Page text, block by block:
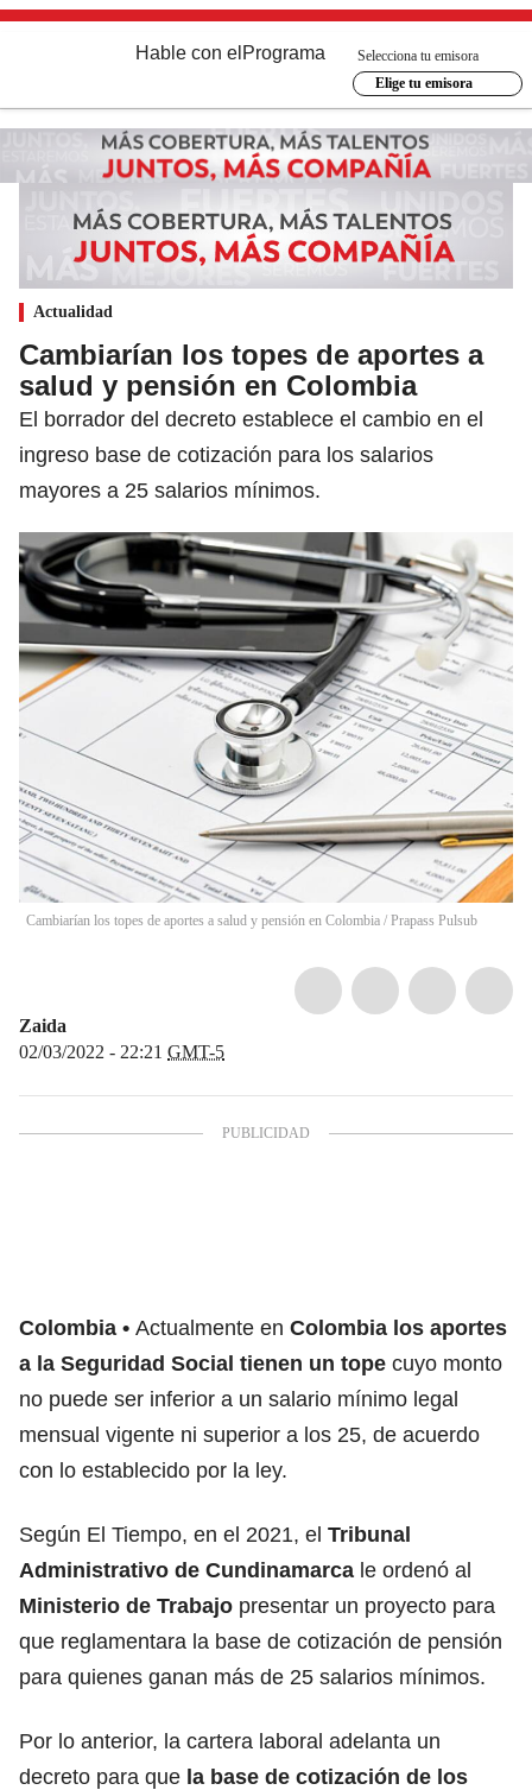
Hable con el Programa
Selecciona tu emisora
Elige tu emisora
Actualidad
Cambiarían los topes de aportes a
salud y pensión en Colombia
El borrador del decreto establece el cambio en el
ingreso base de cotización para los salarios
mayores a 25 salarios mínimos.
Cambiarían los topes de aportes a salud y pensión en Colombia / Prapass Pulsub
Zaida
02/03/2022 - 22:21 GMT-5
Colombia Actualmente en Colombia los aportes
a la Seguridad Social tienen un tope cuyo monto
no puede ser inferior a un salario mínimo legal
mensual vigente ni superior a los 25, de acuerdo
con lo establecido por la ley.
Según El Tiempo, en el 2021, el Tribunal
Administrativo de Cundinamarca le ordenó al
Ministerio de Trabajo presentar un proyecto para
que reglamentara la base de cotización de pensión
para quienes ganan más de 25 salarios mínimos.
Por lo anterior, la cartera laboral adelanta un
decreto para que la base de cotización de los